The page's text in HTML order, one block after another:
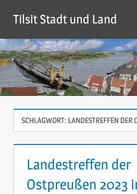
Inhalt
springen
Tilsit Stadt und Land
SCHLAGWORT: LANDESTREFFEN DER
Landestreffen der
Ostpreußen 2023